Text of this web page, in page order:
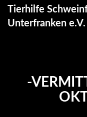
Skip
content
Tierhilfe
Unterfranken e.V.
-